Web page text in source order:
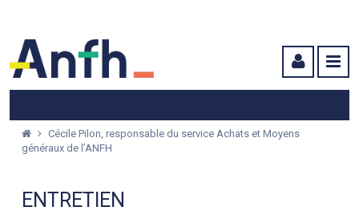
Cécile Pilon, responsable du service Achats et Moyens
généraux de l’ANFH
ENTRETIEN